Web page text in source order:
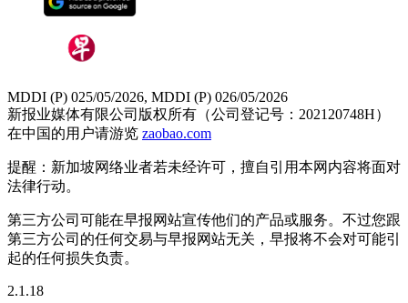
MDDI (P) 025/05/2026, MDDI (P) 026/05/2026
新报业媒体有限公司版权所有（公司登记号：202120748H）
在中国的用户请游览 zaobao.com
提醒：新加坡网络业者若未经许可，擅自引用本网内容将面对
法律行动。
第三方公司可能在早报网站宣传他们的产品或服务。不过您跟
第三方公司的任何交易与早报网站无关，早报将不会对可能引
起的任何损失负责。
2.1.18